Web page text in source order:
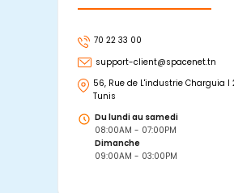
70 22 33 00
support-client@spacenet.tn
56, Rue de L'industrie Charguia I
Tunis
Du lundi au samedi
08:00AM - 07:00PM
Dimanche
09:00AM - 03:00PM